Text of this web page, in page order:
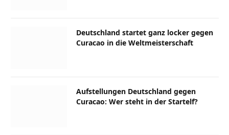
Deutschland startet ganz locker gegen
Curacao in die Weltmeisterschaft
Aufstellungen Deutschland gegen
Curacao: Wer steht in der Startelf?